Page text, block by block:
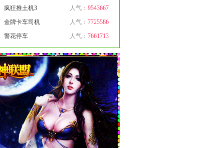
疯狂推土机3 人气： 9543667
金牌卡车司机 人气： 7725586
警花停车 人气： 7661713